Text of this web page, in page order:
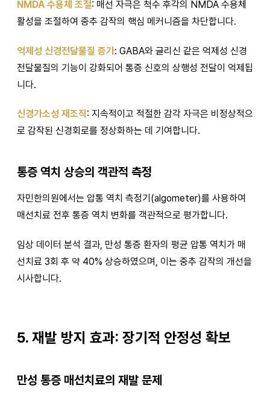
NMDA 수용체 조절: 매선 자극은 척수 후각의 NMDA 수용체
활성을 조절하여 중추 감작의 핵심 메커니즘을 차단합니다.
억제성 신경전달물질 증가: GABA와 글리신 같은 억제성 신경
전달물질의 기능이 강화되어 통증 신호의 상행성 전달이 억제됩
니다.
신경가소성 재조직: 지속적이고 적절한 감각 자극은 비정상적으
로 감작된 신경회로를 정상화하는 데 기여합니다.
통증 역치 상승의 객관적 측정
자민한의원에서는 압통 역치 측정기(algometer)를 사용하여
매선치료 전후 통증 역치 변화를 객관적으로 평가합니다.
임상 데이터 분석 결과, 만성 통증 환자의 평균 압통 역치가 매
선치료 3회 후 약 40% 상승하였으며, 이는 중추 감작의 개선을
시사합니다.
5. 재발 방지 효과: 장기적 안정성 확보
만성 통증 매선치료의 재발 문제